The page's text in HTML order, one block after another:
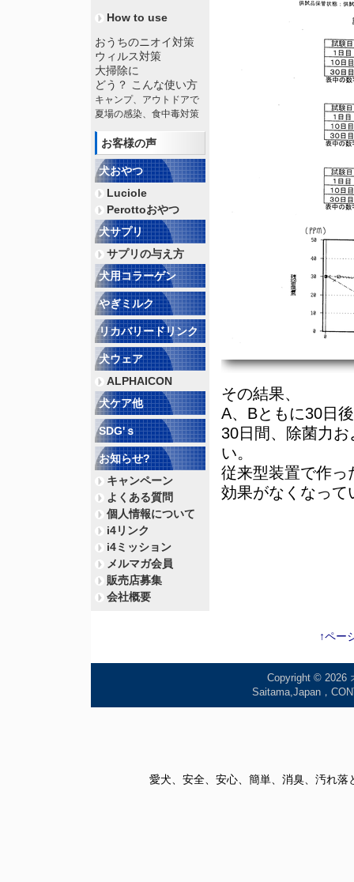
その結果、
A、Bともに30日
30日間、除菌力
い。
従来型装置で作っ
効果がなくなって
How to use
おうちのニオイ対策
ウィルス対策
大掃除に
どう？ こんな使い方
キャンプ、アウトドアで
夏場の感染、食中毒対策
お客様の声
犬おやつ
Luciole
Perottoおやつ
犬サプリ
サプリの与え方
犬用コラーゲン
やぎミルク
リカバリードリンク
犬ウェア
ALPHAICON
犬ケア他
SDG'ｓ
お知らせ?
キャンペーン
よくある質問
個人情報について
i4リンク
i4ミッション
メルマガ会員
販売店募集
会社概要
↑ペー
Copyright © 2026
Saitama,Japan，
愛犬、安全、安心、簡単、消臭、汚れ